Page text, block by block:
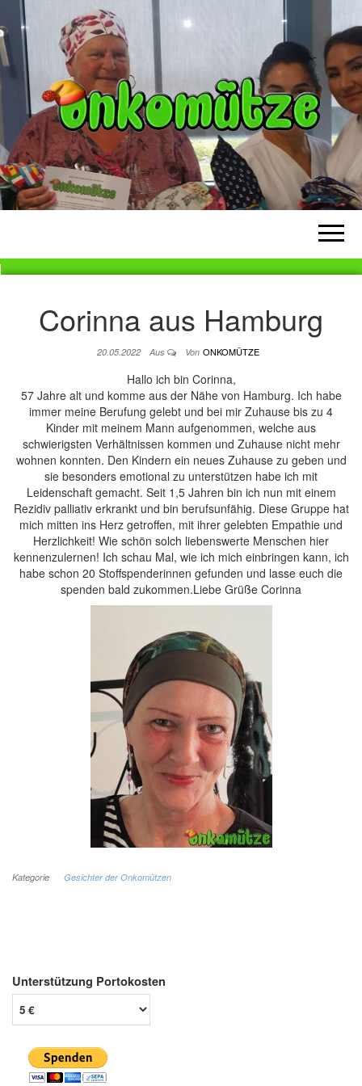
ONKOMÜTZE
Eine Mütze für Krebskranke
Menschen
Corinna aus Hamburg
20.05.2022 Aus Von ONKOMÜTZE
Hallo ich bin Corinna,
57 Jahre alt und komme aus der Nähe von Hamburg. Ich habe
immer meine Berufung gelebt und bei mir Zuhause bis zu 4
Kinder mit meinem Mann aufgenommen, welche aus
schwierigsten Verhältnissen kommen und Zuhause nicht mehr
wohnen konnten. Den Kindern ein neues Zuhause zu geben und
sie besonders emotional zu unterstützen habe ich mit
Leidenschaft gemacht. Seit 1,5 Jahren bin ich nun mit einem
Rezidiv palliativ erkrankt und bin berufsunfähig. Diese Gruppe hat
mich mitten ins Herz getroffen, mit ihrer gelebten Empathie und
Herzlichkeit! Wie schön solch liebenswerte Menschen hier
kennenzulernen! Ich schau Mal, wie ich mich einbringen kann, ich
habe schon 20 Stoffspenderinnen gefunden und lasse euch die
spenden bald zukommen.Liebe Grüße Corinna
Kategorie Gesichter der Onkomützen
Unterstützung Portokosten